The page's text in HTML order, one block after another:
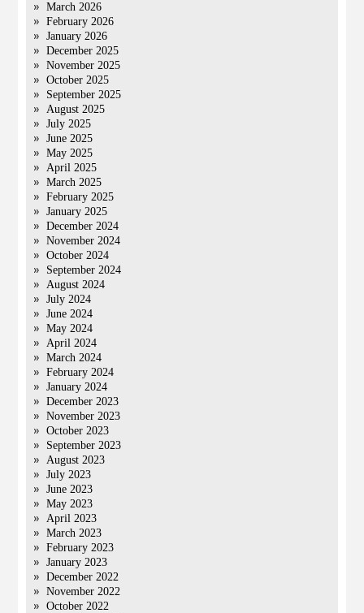
March 2026
February 2026
January 2026
December 2025
November 2025
October 2025
September 2025
August 2025
July 2025
June 2025
May 2025
April 2025
March 2025
February 2025
January 2025
December 2024
November 2024
October 2024
September 2024
August 2024
July 2024
June 2024
May 2024
April 2024
March 2024
February 2024
January 2024
December 2023
November 2023
October 2023
September 2023
August 2023
July 2023
June 2023
May 2023
April 2023
March 2023
February 2023
January 2023
December 2022
November 2022
October 2022